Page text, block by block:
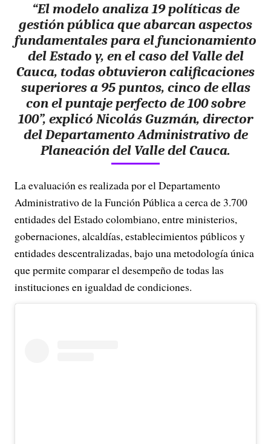
“El modelo analiza 19 políticas de
gestión pública que abarcan aspectos
fundamentales para el funcionamiento
del Estado y, en el caso del Valle del
Cauca, todas obtuvieron calificaciones
superiores a 95 puntos, cinco de ellas
con el puntaje perfecto de 100 sobre
100”, explicó Nicolás Guzmán, director
del Departamento Administrativo de
Planeación del Valle del Cauca.
La evaluación es realizada por el Departamento
Administrativo de la Función Pública a cerca de 3.700
entidades del Estado colombiano, entre ministerios,
gobernaciones, alcaldías, establecimientos públicos y
entidades descentralizadas, bajo una metodología única
que permite comparar el desempeño de todas las
instituciones en igualdad de condiciones.